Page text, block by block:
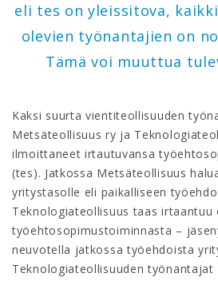
eli tes on yleissitova,
olevien työnantajien on
Tämä voi muuttua
Kaksi suurta vientiteollisuuden
Metsäteollisuus ry ja
ilmoittaneet irtautuvansa
(tes). Jatkossa Metsäteollisuus
yritystasolle eli paikalliseen
Teknologiateollisuus taas irtaantuu
työehtosopimustoiminnasta –
neuvotella jatkossa työehdoista
Teknologiateollisuuden